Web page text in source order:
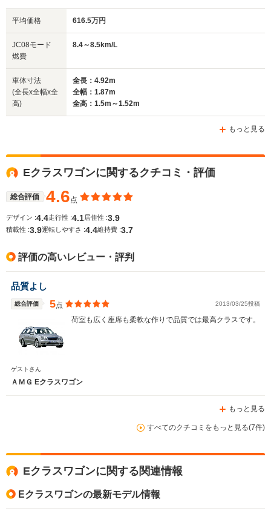
サイズ
(全長x全幅x全高)
WLTCモード
燃費
全幅
1.87m
平均価格 616.5万円
JC08モード
燃費
8.4～8.5km/L
車体寸法
(全長x全幅x全
高)
全長：4.92m
全幅：1.87m
全高：1.5m～1.52m
もっと見る
Eクラスワゴンに関するクチコミ・評価
総合評価 4.6点
デザイン :4.4走行性 :4.1居住性 :3.9
積載性 :3.9運転しやすさ :4.4維持費 :3.7
評価の高いレビュー・評判
品質よし
総合評価 5点 2013/03/25投稿
荷室も広く座席も柔軟な作りで品質では最高クラスです。
ゲストさん
ＡＭＧ Eクラスワゴン
もっと見る
すべてのクチコミをもっと見る(7件)
Eクラスワゴンに関する関連情報
Eクラスワゴンの最新モデル情報